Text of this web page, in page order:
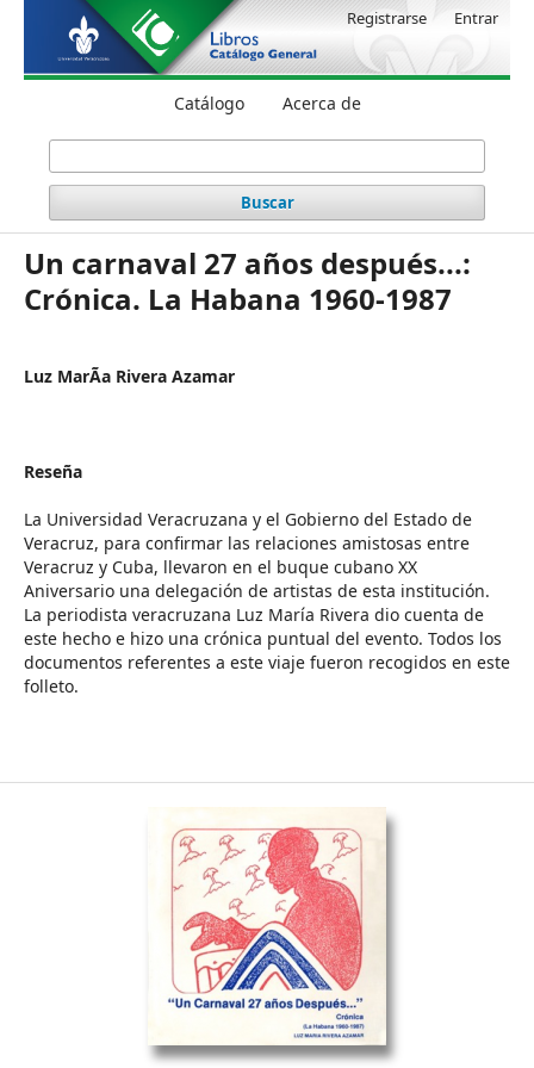
Catálogo Acerca de
Buscar
Registrarse Entrar
Un carnaval 27 años después...:
Crónica. La Habana 1960-1987
Luz MarÃ­a Rivera Azamar
Reseña
La Universidad Veracruzana y el Gobierno del Estado de
Veracruz, para confirmar las relaciones amistosas entre
Veracruz y Cuba, llevaron en el buque cubano XX
Aniversario una delegación de artistas de esta institución.
La periodista veracruzana Luz María Rivera dio cuenta de
este hecho e hizo una crónica puntual del evento. Todos los
documentos referentes a este viaje fueron recogidos en este
folleto.